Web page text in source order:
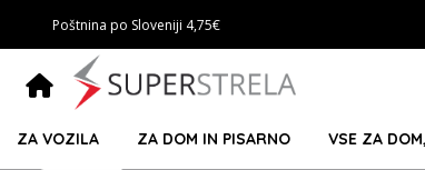
Poštnina po Sloveniji 4,75€
ZA VOZILA ZA DOM IN PISARNO VSE ZA